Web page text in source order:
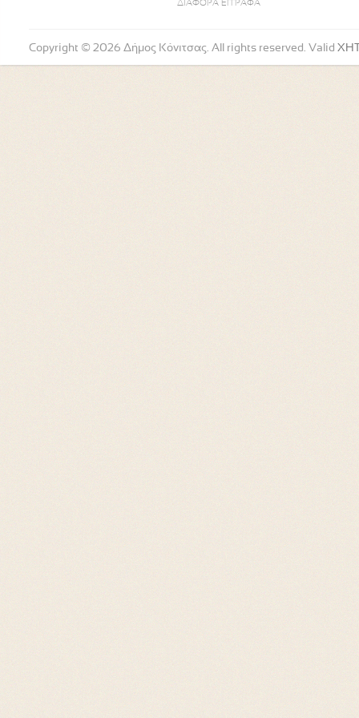
ΔΙΑΦΟΡΑ ΕΓΓΡΑΦΑ
Copyright © 2026 Δήμος Κόνιτσας. All rights reserved. Valid